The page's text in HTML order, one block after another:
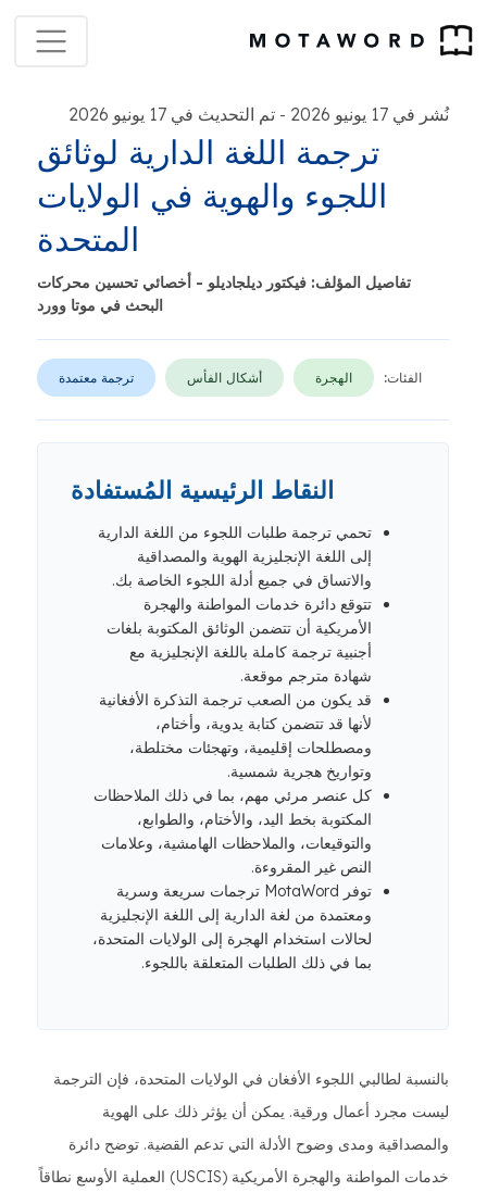
نُشر في 17 يونيو 2026 - تم التحديث في 17 يونيو 2026
ترجمة اللغة الدارية لوثائق
اللجوء والهوية في الولايات
المتحدة
تفاصيل المؤلف: فيكتور ديلجاديلو - أخصائي تحسين محركات
البحث في موتا وورد
الفئات: الهجرة أشكال الفأس ترجمة معتمدة
النقاط الرئيسية المُستفادة
تحمي ترجمة طلبات اللجوء من اللغة الدارية
إلى اللغة الإنجليزية الهوية والمصداقية
والاتساق في جميع أدلة اللجوء الخاصة بك.
تتوقع دائرة خدمات المواطنة والهجرة
الأمريكية أن تتضمن الوثائق المكتوبة بلغات
أجنبية ترجمة كاملة باللغة الإنجليزية مع
شهادة مترجم موقعة.
قد يكون من الصعب ترجمة التذكرة الأفغانية
لأنها قد تتضمن كتابة يدوية، وأختام،
ومصطلحات إقليمية، وتهجئات مختلطة،
وتواريخ هجرية شمسية.
كل عنصر مرئي مهم، بما في ذلك الملاحظات
المكتوبة بخط اليد، والأختام، والطوابع،
والتوقيعات، والملاحظات الهامشية، وعلامات
النص غير المقروءة.
توفر MotaWord ترجمات سريعة وسرية
ومعتمدة من لغة الدارية إلى اللغة الإنجليزية
لحالات استخدام الهجرة إلى الولايات المتحدة،
بما في ذلك الطلبات المتعلقة باللجوء.
بالنسبة لطالبي اللجوء الأفغان في الولايات المتحدة، فإن الترجمة
ليست مجرد أعمال ورقية. يمكن أن يؤثر ذلك على الهوية
والمصداقية ومدى وضوح الأدلة التي تدعم القضية. توضح دائرة
خدمات المواطنة والهجرة الأمريكية (USCIS) العملية الأوسع نطاقاً